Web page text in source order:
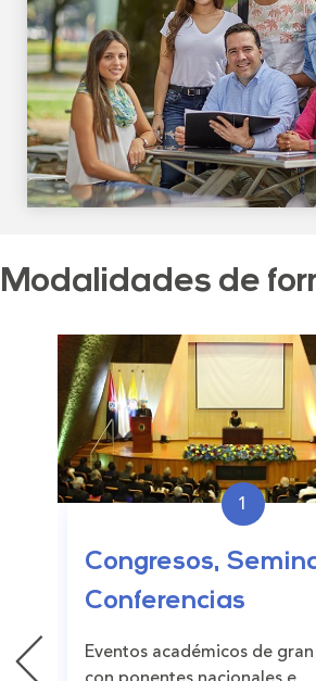
Modalidades de
1
Congresos,
Conferencias
Eventos académicos de